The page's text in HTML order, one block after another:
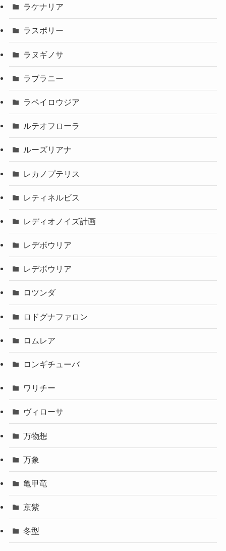
ラケナリア
ラスポリー
ラヌギノサ
ラブラニー
ラペイロウジア
ルテオフローラ
ルーズリアナ
レカノプテリス
レティネルビス
レディオノイズ計画
レデボウリア
レデボウリア
ロツンダ
ロドグナファロン
ロムレア
ロンギチューバ
ワリチー
ヴィローサ
万物想
万象
亀甲竜
京紫
冬型